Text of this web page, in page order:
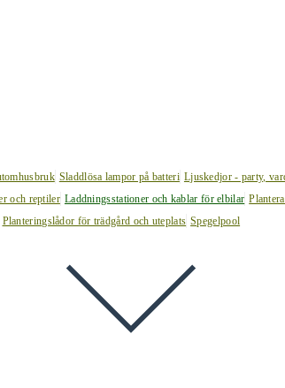
Sladdlösa lampor på batteri Ljuskedjor - party,
och reptiler Laddningsstationer och kablar för elbilar
Planteringslådor för trädgård och uteplats Spegelpool